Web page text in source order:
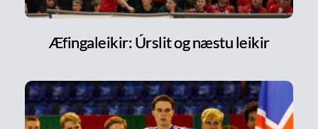
Æfingaleikir: Úrslit og næstu leikir